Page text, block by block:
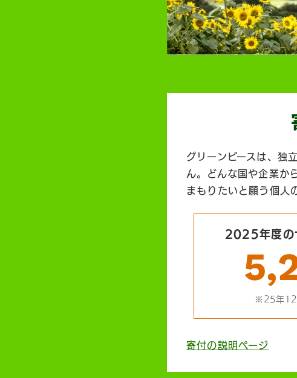
グリーンピースは、独
ん。どんな国や企業か
まもりたいと願う個人
2025年度の
※25年12
寄付の説明ページ